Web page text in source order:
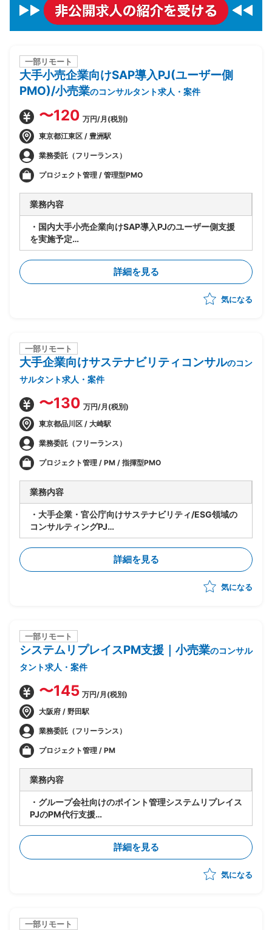
一部リモート
大手小売企業向けSAP導入PJ(ユーザー側
PMO)/小売業のコンサルタント求人・案件
〜120 万円/月(税別)
東京都江東区 / 豊洲駅
業務委託（フリーランス）
プロジェクト管理 / 管理型PMO
業務内容
・国内大手小売企業向けSAP導入PJのユーザー側支援
を実施予定
・要件定義/設計フェーズ(2026年7月~9月)を担当
・顧客社内の合意形成
・将来SAP展開に向けたスコープと優先順位整理
・経営層および各社内推進リードの意識改革推進
詳細を見る
気になる
一部リモート
大手企業向けサステナビリティコンサルのコン
サルタント求人・案件
〜130 万円/月(税別)
東京都品川区 / 大崎駅
業務委託（フリーランス）
プロジェクト管理 / PM / 指揮型PMO
業務内容
・大手企業・官公庁向けサステナビリティ/ESG領域の
コンサルティングPJ
・ベンダー側コンサルタントとして提案・構想策定から
実行まで一気通貫でリード
・CSRD・ISSB・SSBJ等の開示・規制対応支援および
コンサルティング
・プロジェクト推進、スケジュール/WBS管理、課題管
詳細を見る
気になる
一部リモート
システムリプレイスPM支援｜小売業のコンサル
タント求人・案件
〜145 万円/月(税別)
大阪府 / 野田駅
業務委託（フリーランス）
プロジェクト管理 / PM
業務内容
・グループ会社向けのポイント管理システムリプレイス
PJのPM代行支援
・製品選定から導入までを実施
・現行システムの課題分析、業務要件整理、要件定義
・RFP作成、ベンダー選定および管理
・PJ計画策定、進捗・リスク管理、品質管理
・システム設計、開発、テスト計画・実施、データ移
詳細を見る
気になる
一部リモート